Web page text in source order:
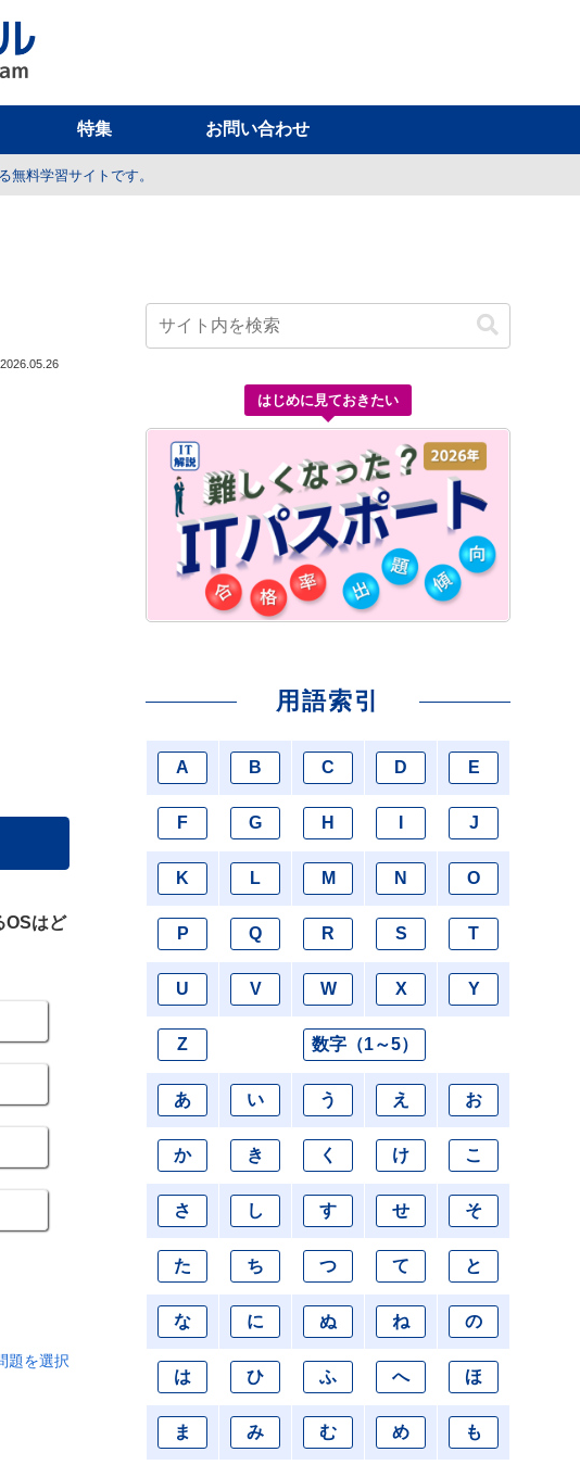
特集 お問い合わせ
無料学習サイトです。
2026.05.26
OSはど
題を選択
はじめに見ておきたい
用語索引
A B C D E
F G H J
K L M N O
P Q R S T
U V W X Y
Z 数字（1～5）
あ い う え お
か き く け こ
さ し す せ そ
た ち つ て と
な に ぬ ね の
は ひ ふ へ ほ
ま み む め も